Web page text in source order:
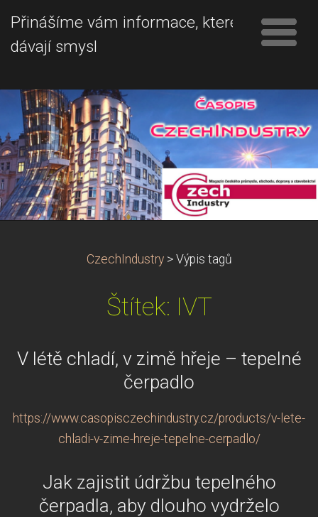
Přinášíme vám informace, které
dávají smysl
CzechIndustry > Výpis tagů
Štítek: IVT
V létě chladí, v zimě hřeje – tepelné
čerpadlo
https://www.casopisczechindustry.cz/products/v-lete-
chladi-v-zime-hreje-tepelne-cerpadlo/
Jak zajistit údržbu tepelného
čerpadla, aby dlouho vydrželo